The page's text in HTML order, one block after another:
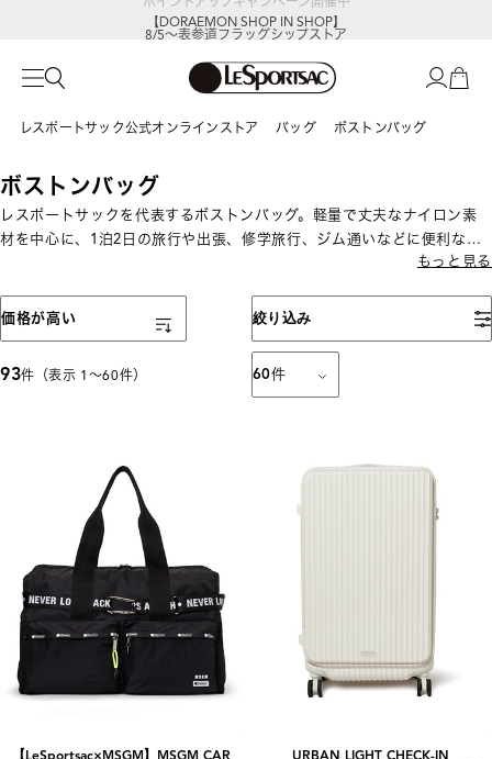
【DORAEMON SHOP IN SHOP】
8/5～表参道フラッグシップストア
レスポートサック公式オンラインストア バッグ ボストンバッグ
ボストンバッグ
レスポートサックを代表するボストンバッグ。軽量で丈夫なナイロン素
材を中心に、1泊2日の旅行や出張、修学旅行、ジム通いなどに便利な大
容量サイズから、日常使いしやすいサイズまで展開しています。機内持
もっと見る
絞り込み
93件（表示 1〜60件） 60件
表示順
価格が高い
【LeSportsac×MSGM】MSGM CAR
URBAN LIGHT CHECK-IN